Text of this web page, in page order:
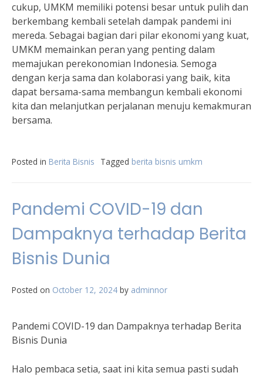
cukup, UMKM memiliki potensi besar untuk pulih dan
berkembang kembali setelah dampak pandemi ini
mereda. Sebagai bagian dari pilar ekonomi yang kuat,
UMKM memainkan peran yang penting dalam
memajukan perekonomian Indonesia. Semoga
dengan kerja sama dan kolaborasi yang baik, kita
dapat bersama-sama membangun kembali ekonomi
kita dan melanjutkan perjalanan menuju kemakmuran
bersama.
Posted in Berita Bisnis Tagged berita bisnis umkm
Pandemi COVID-19 dan
Dampaknya terhadap Berita
Bisnis Dunia
Posted on October 12, 2024 by adminnor
Pandemi COVID-19 dan Dampaknya terhadap Berita
Bisnis Dunia
Halo pembaca setia, saat ini kita semua pasti sudah